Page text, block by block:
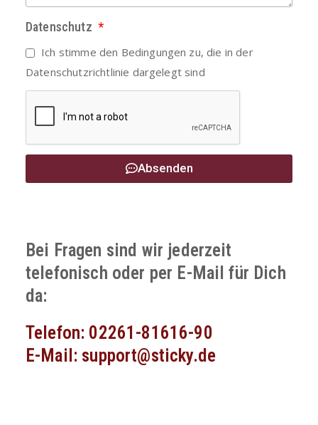
Datenschutz
Ich stimme den Bedingungen zu, die in der
Datenschutzrichtlinie dargelegt sind
Absenden
Bei Fragen sind wir jederzeit
telefonisch oder per E-Mail für Dich
da:
Telefon: 02261-81616-90
E-Mail: support@sticky.de